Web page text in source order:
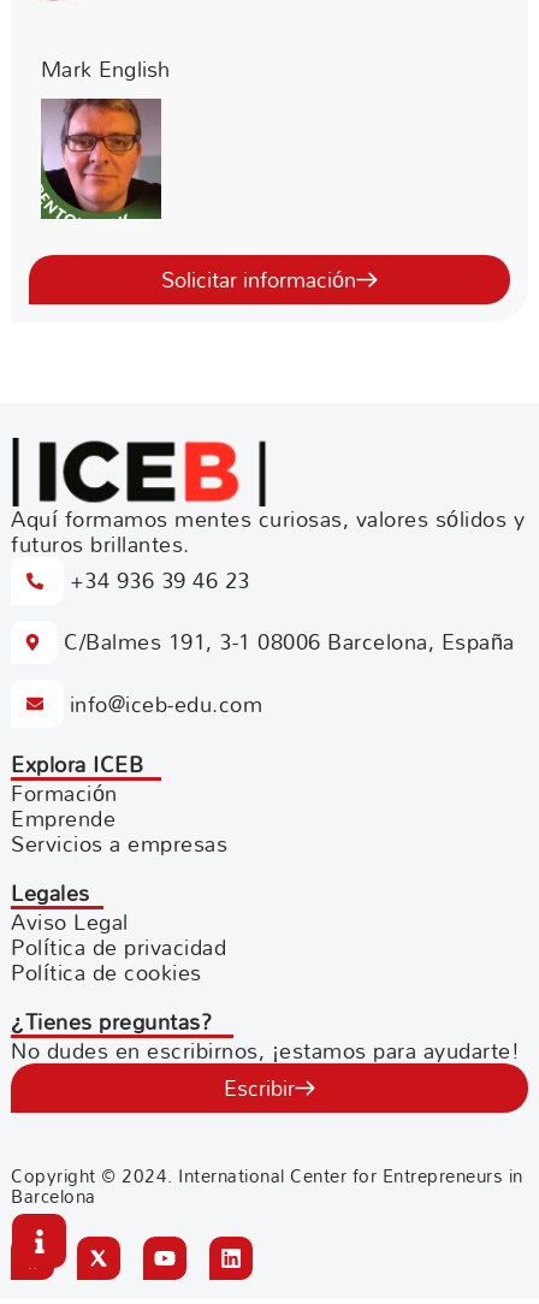
Mark English
Solicitar información
Aquí formamos mentes curiosas, valores sólidos y
futuros brillantes.
+34 936 39 46 23
C/Balmes 191, 3-1 08006 Barcelona, España
info@iceb-edu.com
Explora ICEB
Formación
Emprende
Servicios a empresas
Legales
Aviso Legal
Política de privacidad
Política de cookies
¿Tienes preguntas?
No dudes en escribirnos, ¡estamos para ayudarte!
Escribir
Copyright © 2024. International Center for Entrepreneurs in
Barcelona
F
a
Y
o
L
i